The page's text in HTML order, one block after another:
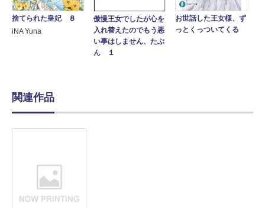
捨てられた皇妃 ８
iNA Yuna
傲慢王女でしたが心を
入れ替えたのでもう悪
い事はしません、たぶ
ん １
お世話した王女様、ず
っとくっついてくる
関連作品